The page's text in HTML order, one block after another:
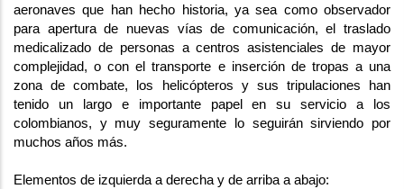
aeronaves que han hecho historia, ya sea como observador
para apertura de nuevas vías de comunicación, el traslado
medicalizado de personas a centros asistenciales de mayor
complejidad, o con el transporte e inserción de tropas a una
zona de combate, los helicópteros y sus tripulaciones han
tenido un largo e importante papel en su servicio
a los
colombianos, y muy seguramente lo seguirán sirviendo por
muchos años más.
Elementos de izquierda a derecha y de arriba a abajo: